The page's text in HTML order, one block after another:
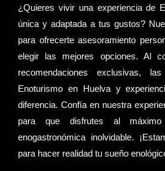
¿Quieres vivir una experiencia de
única y adaptada a tus gustos?
para ofrecerte asesoramiento
elegir las mejores opciones. Al
recomendaciones exclusivas,
Enoturismo en Huelva y
diferencia. Confía en nuestra
para que disfrutes al
enogastronómica inolvidable.
para hacer realidad tu sueño